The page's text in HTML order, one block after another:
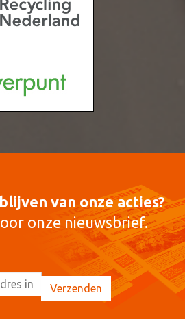
van onze acties?
onze nieuwsbrief.